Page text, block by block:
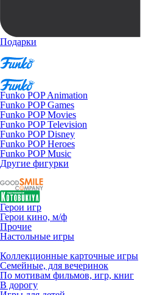
Подарки
Funko POP Animation
Funko POP Games
Funko POP Movies
Funko POP Television
Funko POP Disney
Funko POP Heroes
Funko POP Music
Другие фигурки
Герои игр
Герои кино, м/ф
Прочие
Настольные игры
Коллекционные карточные игры
Семейные, для вечеринок
По мотивам фильмов, игр, книг
В дорогу